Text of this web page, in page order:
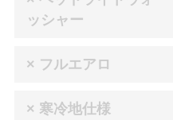
ッシャー
× フルエアロ
× 寒冷地仕様